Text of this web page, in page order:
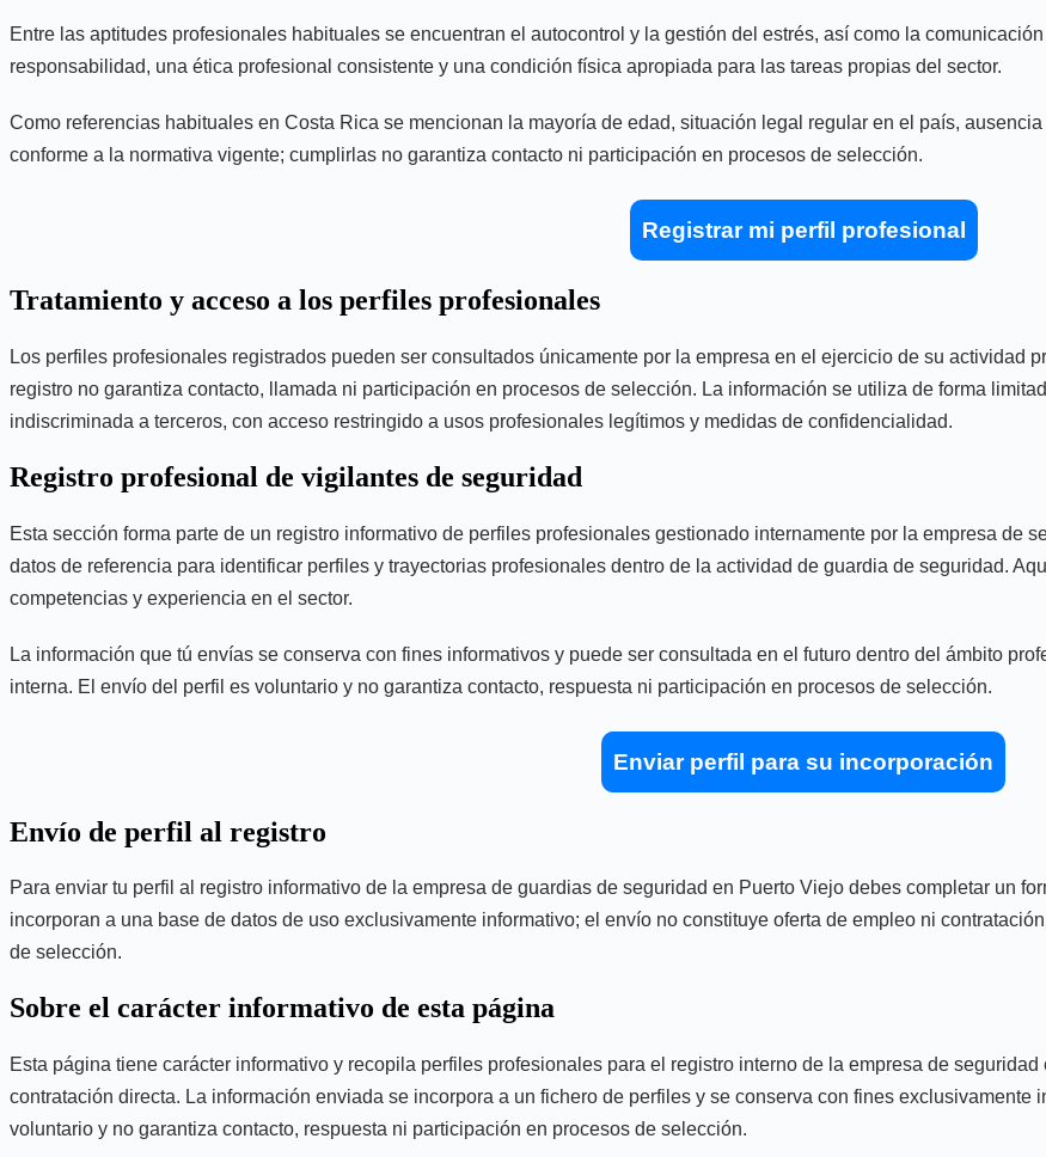
Entre las aptitudes profesionales habituales se encuentran el autocontrol y la gestión del estrés, así como la
responsabilidad, una ética profesional consistente y una condición física apropiada para las tareas propias del sector.
Como referencias habituales en Costa Rica se mencionan la mayoría de edad, situación legal regular en el país,
conforme a la normativa vigente; cumplirlas no garantiza contacto ni participación en procesos de selección.
Registrar mi perfil profesional
Tratamiento y acceso a los perfiles profesionales
Los perfiles profesionales registrados pueden ser consultados únicamente por la empresa en el ejercicio de su actividad
registro no garantiza contacto, llamada ni participación en procesos de selección. La información se utiliza de forma
indiscriminada a terceros, con acceso restringido a usos profesionales legítimos y medidas de confidencialidad.
Registro profesional de vigilantes de seguridad
Esta sección forma parte de un registro informativo de perfiles profesionales gestionado internamente por la empresa de
datos de referencia para identificar perfiles y trayectorias profesionales dentro de la actividad de guardia de seguridad.
competencias y experiencia en el sector.
La información que tú envías se conserva con fines informativos y puede ser consultada en el futuro dentro del ámbito
interna. El envío del perfil es voluntario y no garantiza contacto, respuesta ni participación en procesos de selección.
Enviar perfil para su incorporación
Envío de perfil al registro
Para enviar tu perfil al registro informativo de la empresa de guardias de seguridad en Puerto Viejo debes completar un
incorporan a una base de datos de uso exclusivamente informativo; el envío no constituye oferta de empleo ni
de selección.
Sobre el carácter informativo de esta página
Esta página tiene carácter informativo y recopila perfiles profesionales para el registro interno de la empresa de
contratación directa. La información enviada se incorpora a un fichero de perfiles y se conserva con fines
voluntario y no garantiza contacto, respuesta ni participación en procesos de selección.